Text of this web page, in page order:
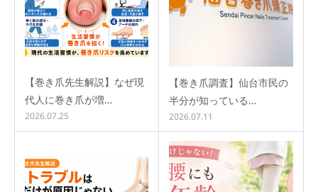
【巻き爪先生解説】なぜ現
代人に巻き爪が増…
2026.07.25
【巻き爪調査】仙台市民の
半分が知っている…
2026.07.11